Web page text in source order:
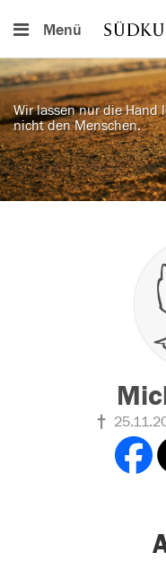
Menü
Wir lassen nur die Hand
nicht den Menschen.